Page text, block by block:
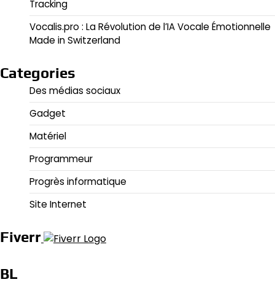
Tracking
Vocalis.pro : La Révolution de l’IA Vocale Émotionnelle
Made in Switzerland
Categories
Des médias sociaux
Gadget
Matériel
Programmeur
Progrès informatique
Site Internet
Fiverr
BL